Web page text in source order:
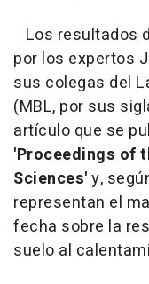
Los resultados
por los expertos
sus colegas del
(MBL, por sus
artículo que se
'Proceedings of
Sciences'y,
representan el
fecha sobre la
suelo al